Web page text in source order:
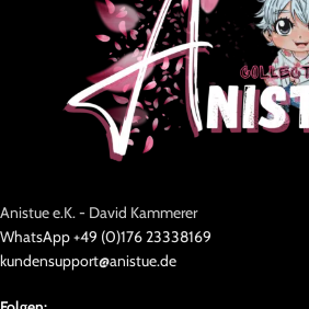
Anistue e.K. - David Kammerer
WhatsApp +49 (0)176 23338169
kundensupport@anistue.de